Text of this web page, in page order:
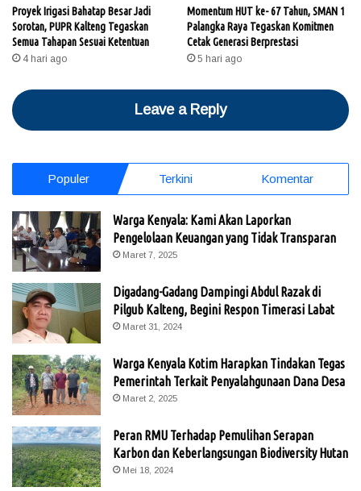
Proyek Irigasi Bahatap Besar Jadi
Sorotan, PUPR Kalteng Tegaskan
Semua Tahapan Sesuai Ketentuan
4 hari ago
Momentum HUT ke- 67 Tahun, SMAN 1
Palangka Raya Tegaskan Komitmen
Cetak Generasi Berprestasi
5 hari ago
Leave a Reply
Populer Terkini Komentar
Warga Kenyala: Kami Akan Laporkan
Pengelolaan Keuangan yang Tidak Transparan
Maret 7, 2025
Digadang-Gadang Dampingi Abdul Razak di
Pilgub Kalteng, Begini Respon Timerasi Labat
Maret 31, 2024
Warga Kenyala Kotim Harapkan Tindakan Tegas
Pemerintah Terkait Penyalahgunaan Dana Desa
Maret 2, 2025
Peran RMU Terhadap Pemulihan Serapan
Karbon dan Keberlangsungan Biodiversity Hutan
Mei 18, 2024